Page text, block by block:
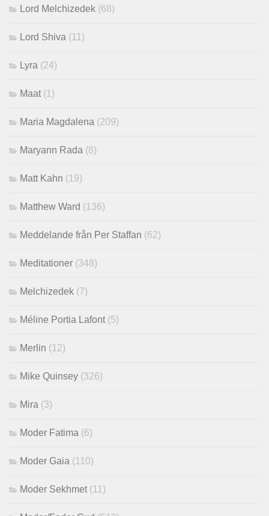
Lord Melchizedek (68)
Lord Shiva (11)
Lyra (24)
Maat (1)
Maria Magdalena (209)
Maryann Rada (8)
Matt Kahn (19)
Matthew Ward (136)
Meddelande från Per Staffan (62)
Meditationer (348)
Melchizedek (7)
Méline Portia Lafont (5)
Merlin (12)
Mike Quinsey (326)
Mira (3)
Moder Fatima (6)
Moder Gaia (110)
Moder Sekhmet (11)